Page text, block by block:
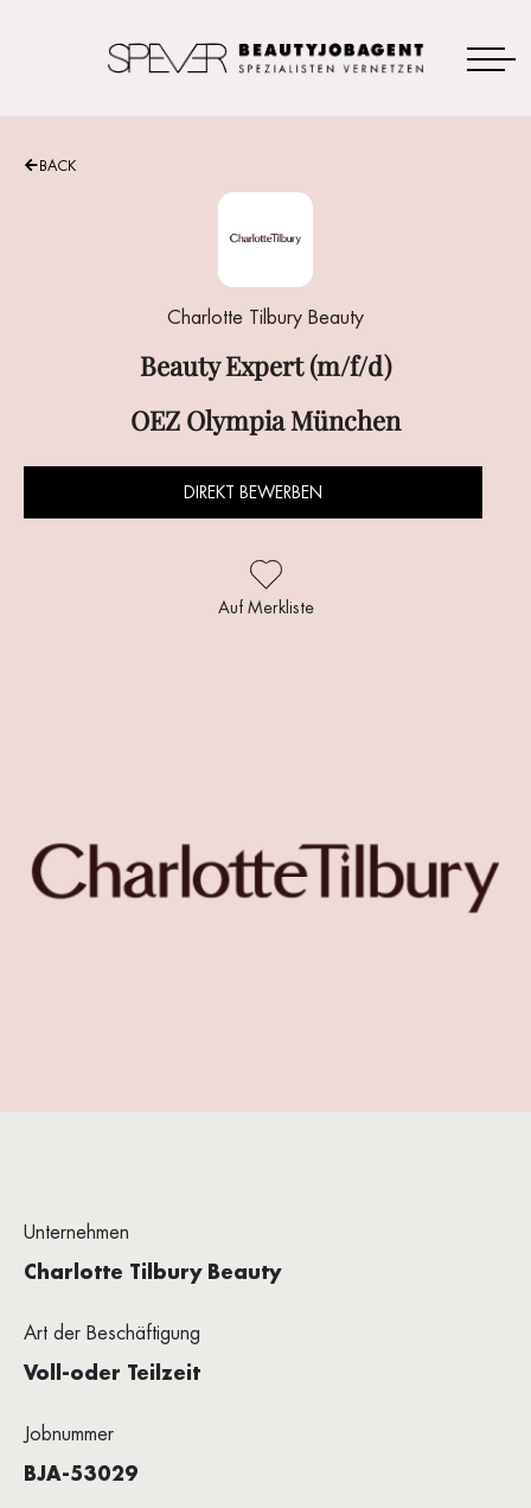
Beauty Expert (m/f/d)
DIREKT BEWERBEN
BACK
Charlotte Tilbury Beauty
Beauty Expert (m/f/d)
OEZ Olympia München
DIREKT BEWERBEN
Auf Merkliste
Unternehmen
Charlotte Tilbury Beauty
Art der Beschäftigung
Voll-oder Teilzeit
Jobnummer
BJA-53029